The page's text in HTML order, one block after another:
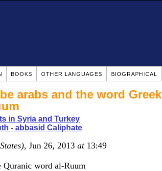
BOOKS OTHER LANGUAGES BIOGRAPHICAL
arabs and the word Greek
in Syria and Turkey
- abbasid Caliphate
, Jun 26, 2013 at13:49
Quranic word al-Ruum